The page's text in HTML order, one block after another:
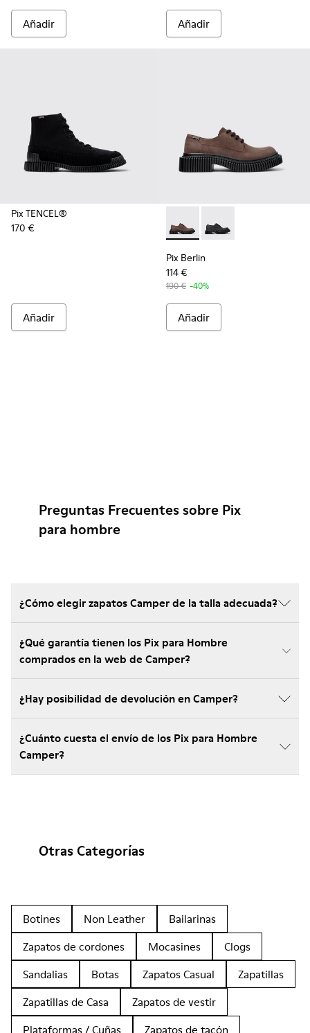
Añadir Añadir
Pix TENCEL®
170 €
Añadir
Pix Berlin - K101051-002 -
Pix Berlin -
Pix Berlin
114 €
190 € -40%
Añadir
Preguntas Frecuentes sobre Pix
para hombre
¿Cómo elegir zapatos Camper de la talla adecuada?
¿Qué garantía tienen los Pix para Hombre
comprados en la web de Camper?
¿Hay posibilidad de devolución en Camper?
¿Cuánto cuesta el envío de los Pix para Hombre
Camper?
Otras Categorías
Botines Non Leather
Bailarinas
Zapatos de cordones
Mocasines
Clogs
Sandalias
Botas Zapatos Casual
Zapatillas
Zapatillas de Casa
Zapatos de vestir
Plataformas / Cuñas
Zapatos de tacón